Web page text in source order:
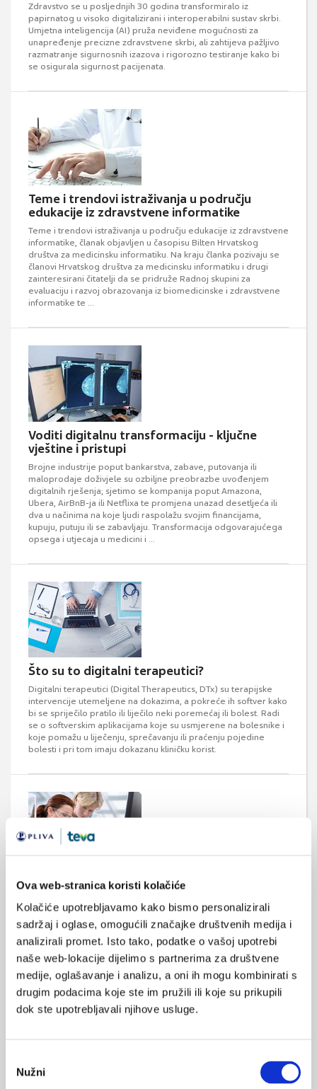
Ova web-stranica koristi kolačiće
Kolačiće upotrebljavamo kako bismo personalizirali
sadržaj i oglase, omogućili značajke društvenih medija i
analizirali promet. Isto tako, podatke o vašoj upotrebi
naše web-lokacije dijelimo s partnerima za društvene
medije, oglašavanje i analizu, a oni ih mogu kombinirati s
drugim podacima koje ste im pružili ili koje su prikupili
dok ste upotrebljavali njihove usluge.
pristanka
Nužni
Zdravstvo se u posljednjih 30 godina transformiralo iz
papirnatog u visoko digitalizirani i interoperabilni sustav skrbi.
Umjetna inteligencija (AI) pruža neviđene mogućnosti za
unapređenje precizne zdravstvene skrbi, ali zahtijeva pažljivo
razmatranje sigurnosnih izazova i rigorozno testiranje kako bi
se osigurala sigurnost pacijenata.
Teme i trendovi istraživanja u području
edukacije iz zdravstvene informatike
Teme i trendovi istraživanja u području edukacije iz zdravstvene
informatike, članak objavljen u časopisu Bilten Hrvatskog
društva za medicinsku informatiku. Na kraju članka pozivaju se
članovi Hrvatskog društva za medicinsku informatiku i drugi
zainteresirani čitatelji da se pridruže Radnoj skupini za
evaluaciju i razvoj obrazovanja iz biomedicinske i zdravstvene
informatike te ...
Voditi digitalnu transformaciju - ključne
vještine i pristupi
Brojne industrije poput bankarstva, zabave, putovanja ili
maloprodaje doživjele su ozbiljne preobrazbe uvođenjem
digitalnih rješenja; sjetimo se kompanija poput Amazona,
Ubera, AirBnB-ja ili Netflixa te promjena unazad desetljeća ili
dva u načinima na koje ljudi raspolažu svojim financijama,
kupuju, putuju ili se zabavljaju. Transformacija odgovarajućega
opsega i utjecaja u medicini i ...
Što su to digitalni terapeutici?
Digitalni terapeutici (Digital Therapeutics, DTx) su terapijske
intervencije utemeljene na dokazima, a pokreće ih softver kako
bi se spriječilo pratilo ili liječilo neki poremećaj ili bolest. Radi
se o softverskim aplikacijama koje su usmjerene na bolesnike i
koje pomažu u liječenju, sprečavanju ili praćenju pojedine
bolesti i pri tom imaju dokazanu kliničku korist.
Novi diplomski studij u Hrvatskoj:
Fakultet elektrotehnike i računarstva Sveučilišta u Zagrebu
(FER) i Fakultet strojarstva i brodogradnje Sveučilišta u Zagrebu
(FSB) uvode prvi združeni sveučilišni diplomski studij
Biomedicinsko inženjerstvo.
Sigurno korištenje digitalnih zdravstvenih